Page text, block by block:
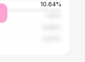
10.64%